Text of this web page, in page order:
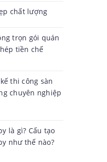
chất lượng
trọn gói quán
tiền chế
thi công sàn
chuyên nghiệp
là gì? Cấu tạo
như thế nào?